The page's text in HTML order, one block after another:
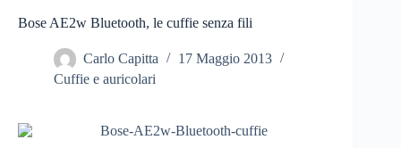
Bose AE2w Bluetooth, le cuffie senza fili
Carlo Capitta
17 Maggio 2013
Cuffie e auricolari